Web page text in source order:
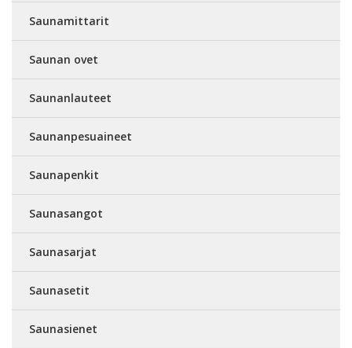
Saunamittarit
Saunan ovet
Saunanlauteet
Saunanpesuaineet
Saunapenkit
Saunasangot
Saunasarjat
Saunasetit
Saunasienet